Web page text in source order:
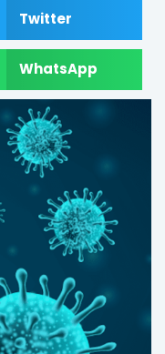
Twitter
WhatsApp